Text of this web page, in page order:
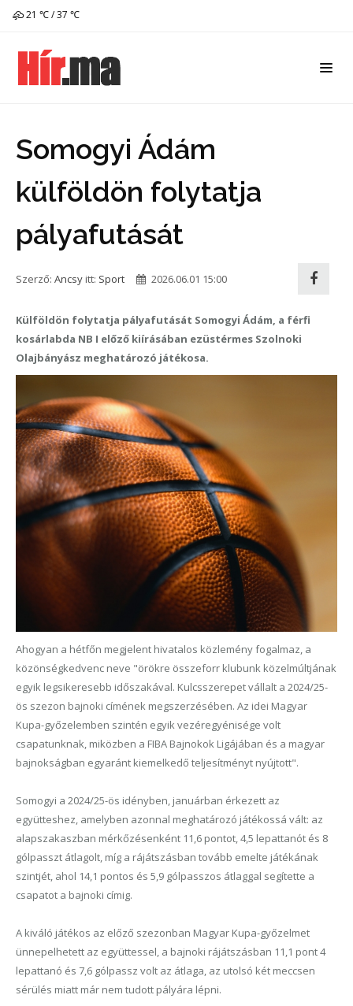
21 ℃ / 37 ℃
Somogyi Ádám
külföldön folytatja
pályafutását
Szerző: Ancsy itt: Sport 2026.06.01 15:00
Külföldön folytatja pályafutását Somogyi Ádám, a férfi
kosárlabda NB I előző kiírásában ezüstérmes Szolnoki
Olajbányász meghatározó játékosa.
Ahogyan a hétfőn megjelent hivatalos közlemény fogalmaz, a
közönségkedvenc neve "örökre összeforr klubunk közelmúltjának
egyik legsikeresebb időszakával. Kulcsszerepet vállalt a 2024/25-
ös szezon bajnoki címének megszerzésében. Az idei Magyar
Kupa-győzelemben szintén egyik vezéregyénisége volt
csapatunknak, miközben a FIBA Bajnokok Ligájában és a magyar
bajnokságban egyaránt kiemelkedő teljesítményt nyújtott".
Somogyi a 2024/25-ös idényben, januárban érkezett az
együtteshez, amelyben azonnal meghatározó játékossá vált: az
alapszakaszban mérkőzésenként 11,6 pontot, 4,5 lepattanót és 8
gólpasszt átlagolt, míg a rájátszásban tovább emelte játékának
szintjét, ahol 14,1 pontos és 5,9 gólpasszos átlaggal segítette a
csapatot a bajnoki címig.
A kiváló játékos az előző szezonban Magyar Kupa-győzelmet
ünnepelhetett az együttessel, a bajnoki rájátszásban 11,1 pont 4
lepattanó és 7,6 gólpassz volt az átlaga, az utolsó két meccsen
sérülés miatt már nem tudott pályára lépni.